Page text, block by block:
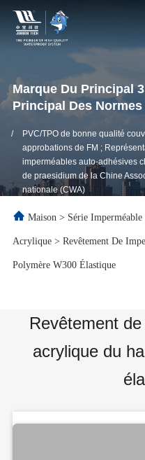
Marque Du Principal
Principal Des
/
PVC/TPO de bonne qualité
approbations de FM ;
imperméables auto-adhésives
de praesidium de la Chine
nationale (CWA)
Maison > Série Imperméable
Acrylique > Revêtement De
Polymère W300 Élastique
Revêtement
acrylique du